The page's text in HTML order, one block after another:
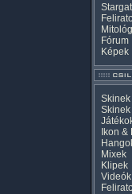
Fórum
Képek
Ikon
Mixek
Klipek
Videók